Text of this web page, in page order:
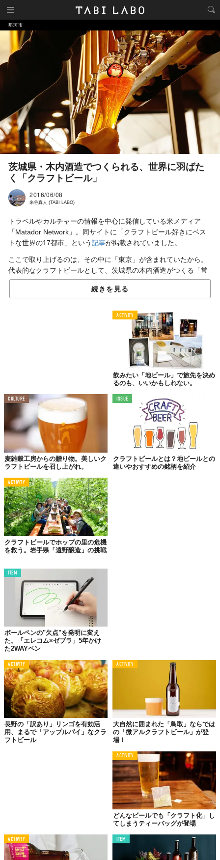
那珂市
茨城県・木内酒造でつくられる、世界に羽ばた
く「クラフトビール」
2016/06/08
米谷真人 (TABI LABO)
トラベルやカルチャーの情報を中心に発信している米メディア
「Matador Network」。同サイトに「クラフトビール好きにベス
トな世界の17都市」という記事が掲載されていました。
ここで取り上げるのは、その中に「東京」が含まれていたから。
代表的なクラフトビールとして、茨城県の木内酒造がつくる「常
陸野ネストビール」が紹介されていたのです。
名前だけではピンとこない人も…、
この“フクロウ”を見ると分かるのでは？
きっと、「ああ、これか！」と思った人も多いはず。ネストとは
れたようです。
いつもならここで商品紹介…となるのですが、あえて割愛。注目
したいのは、商品もさることながら、“ビールづくりへの思い”だ
から。
改めて、「常陸野ネストビール」は、1823年（文政6年）から日
本酒をつくり続ける木内酒造が生み出したもの。
続きを見る
ACTIVITY
飲みたい「地ビール」で旅先を決め
るのも、いいかもしれない。
CULTURE
麦雑穀工房からの贈り物。美しいク
ラフトビールを召し上がれ。
ISSUE
クラフトビールとは？地ビールとの
違いやおすすめの銘柄を紹介
ACTIVITY
クラフトビールでホップの里の危機
を救う。岩手県「遠野醸造」の挑戦
ITEM
ボールペンの"欠点"を発明に変え
た。「エレコム×ゼブラ」5年かけ
た2WAYペン
ACTIVITY
長野の「訳あり」リンゴを有効活
用、まるで「アップルパイ」なクラ
フトビール
ACTIVITY
大自然に囲まれた「鳥取」ならでは
の「微アルクラフトビール」が登
場！
ACTIVITY
どんなビールでも「クラフト化」し
てしまうティーバッグが登場
ACTIVITY ITEM